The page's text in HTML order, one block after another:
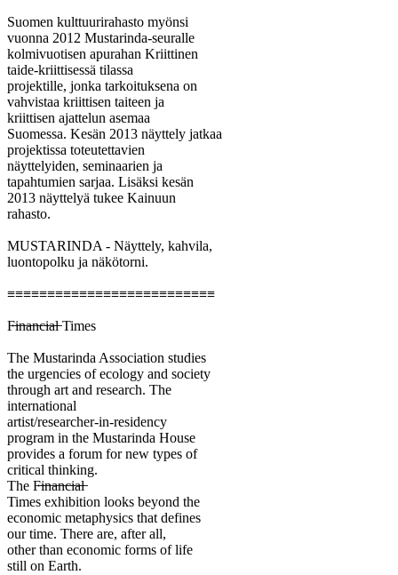
Suomen kulttuurirahasto myönsi
vuonna 2012 Mustarinda-seuralle
kolmivuotisen apurahan Kriittinen
taide-kriittisessä tilassa
projektille, jonka tarkoituksena on
vahvistaa kriittisen taiteen ja
kriittisen ajattelun asemaa
Suomessa. Kesän 2013 näyttely jatkaa
projektissa toteutettavien
näyttelyiden, seminaarien ja
tapahtumien sarjaa. Lisäksi kesän
2013 näyttelyä tukee Kainuun
rahasto.
MUSTARINDA - Näyttely, kahvila,
luontopolku ja näkötorni.
≡≡≡≡≡≡≡≡≡≡≡≡≡≡≡≡≡≡≡≡≡≡≡≡≡≡
F̶i̶n̶a̶n̶c̶i̶a̶l̶ Times
The Mustarinda Association studies
the urgencies of ecology and society
through art and research. The
international
artist/researcher-in-residency
program in the Mustarinda House
provides a forum for new types of
critical thinking.
The F̶i̶n̶a̶n̶c̶i̶a̶l̶
Times exhibition looks beyond the
economic metaphysics that defines
our time. There are, after all,
other than economic forms of life
still on Earth.